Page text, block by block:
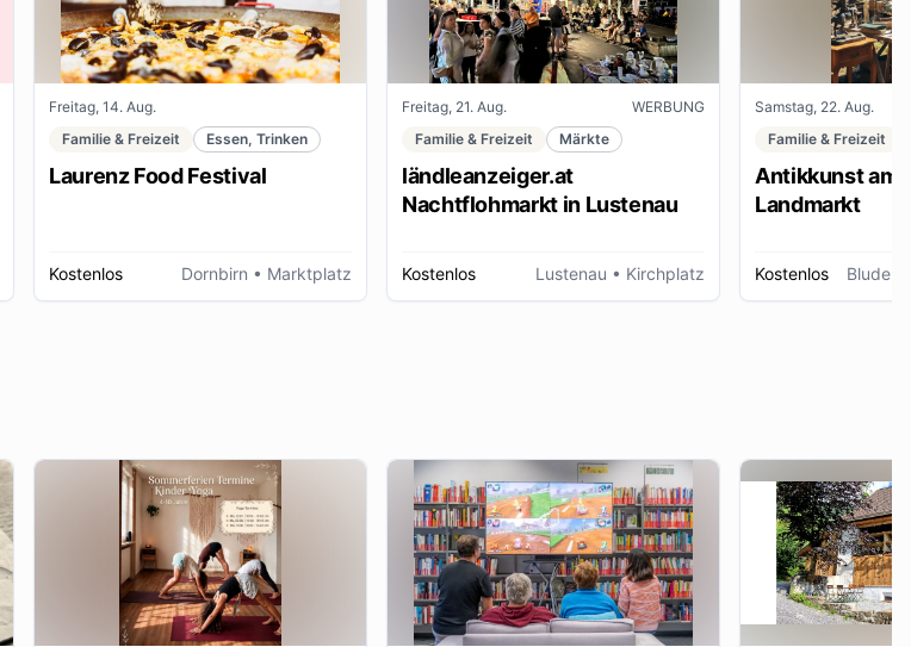
Freitag, 14. Aug.
Familie & Freizeit
Essen, Trinken
Laurenz Food Festival
Kostenlos Dornbirn • Marktplatz
Freitag, 21. Aug.
WERBUNG
Familie & Freizeit
Märkte
ländleanzeiger.at
Nachtflohmarkt in Lustenau
Kostenlos Lustenau • Kirchplatz
Samstag, 22. Aug.
Familie & Freizeit
Antikkunst am
Landmarkt
Kostenlos Bludenz